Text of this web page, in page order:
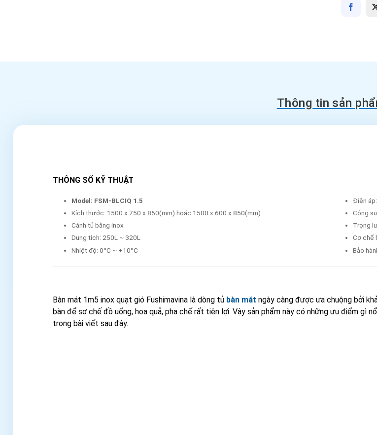
Thông tin sản
THÔNG SỐ KỸ THUẬT
Model: FSM-BLCIQ 1.5
Kích thước: 1500 x 750 x 850(mm) hoặc 1500 x 600 x 850(mm)
Cánh tủ bằng inox
Dung tích: 250L ~ 320L
Nhiệt độ: 0ºC ~ +10ºC
Điện
Công
Trọng
Cơ chế
Bảo
Bàn mát 1m5 inox quạt gió Fushimavina là dòng tủ bàn mát ngày càng được ưa chuộng bởi
bàn để sơ chế đồ uống, hoa quả, pha chế rất tiện lợi. Vậy sản phẩm này có những ưu điểm gì
trong bài viết sau đây.